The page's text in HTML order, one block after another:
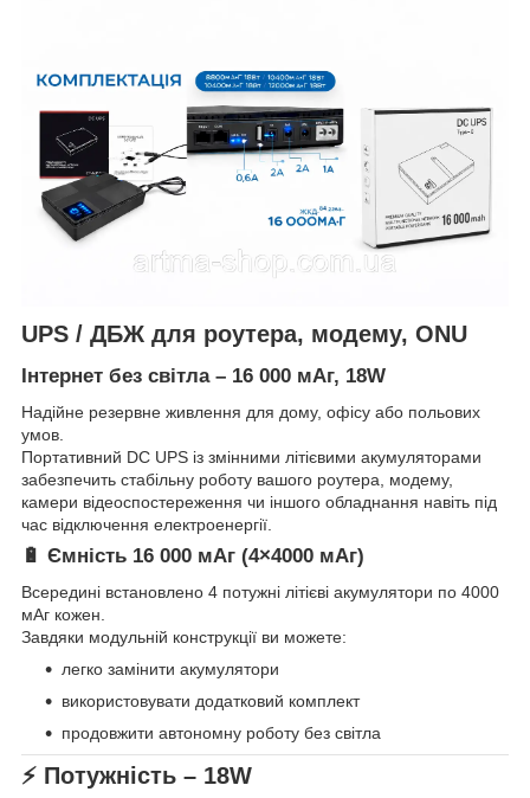
UPS / ДБЖ для роутера, модему, ONU
Інтернет без світла – 16 000 мАг, 18W
Надійне резервне живлення для дому, офісу або польових
умов.
Портативний DC UPS із змінними літієвими акумуляторами
забезпечить стабільну роботу вашого роутера, модему,
камери відеоспостереження чи іншого обладнання навіть під
час відключення електроенергії.
🔋 Ємність 16 000 мАг (4×4000 мАг)
Всередині встановлено 4 потужні літієві акумулятори по 4000
мАг кожен.
Завдяки модульній конструкції ви можете:
легко замінити акумулятори
використовувати додатковий комплект
продовжити автономну роботу без світла
⚡ Потужність – 18W